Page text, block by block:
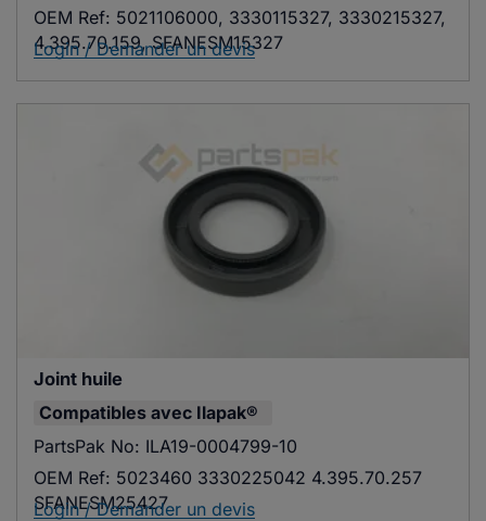
OEM Ref: 5021106000, 3330115327, 3330215327,
4.395.70.159, SFANESM15327
Login / Demander un devis
Joint huile
Compatibles avec Ilapak®
PartsPak No: ILA19-0004799-10
OEM Ref: 5023460 3330225042 4.395.70.257
SFANESM25427
Login / Demander un devis